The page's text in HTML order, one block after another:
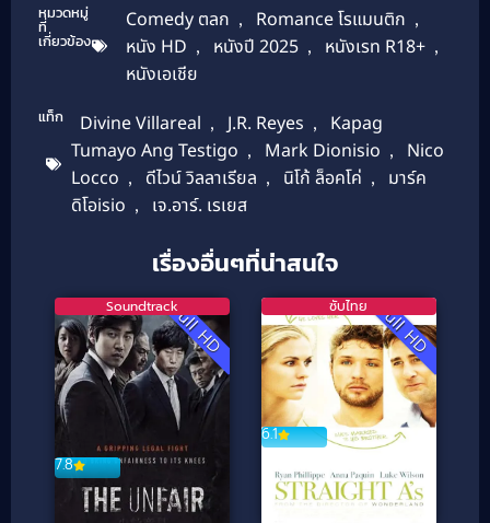
หมวดหมู่
ที่
เกี่ยวข้อง
Comedy ตลก , Romance โรแมนติก ,
หนัง HD , หนังปี 2025 , หนังเรท R18+ ,
หนังเอเชีย
แท็ก Divine Villareal , J.R. Reyes ,
Kapag
Tumayo Ang Testigo , Mark Dionisio ,
Nico
Locco , ดีไวน์ วิลลาเรียล , นิโก้ ล็อคโค่ ,
มาร์ค
ดิโอisio , เจ.อาร์. เรเยส
เรื่องอื่นๆที่น่าสนใจ
Full HD
7.8
Soundtrack Full HD
6.1
ซับไทย